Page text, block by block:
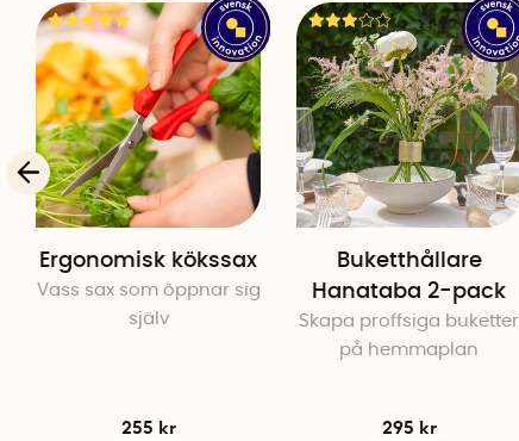
Ergonomisk kökssax
Vass sax som öppnar sig
själv
255 kr
Buketthållare
Hanataba 2-pack
Skapa proffsiga buketter
på hemmaplan
295 kr